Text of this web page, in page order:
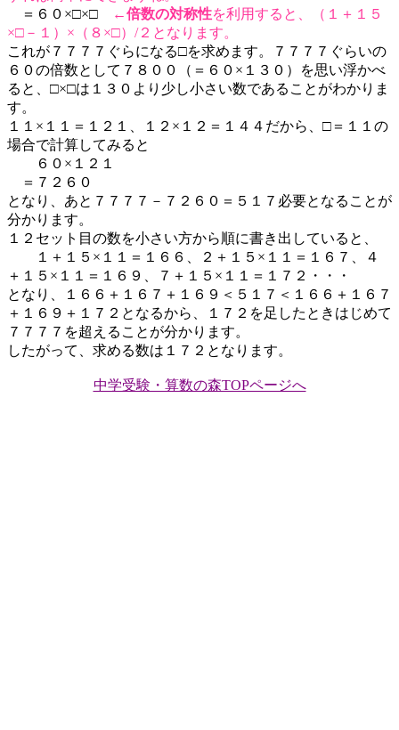
＝６０×□×□
←倍数の対称性を利用すると、（１＋１５
×□－１）×（８×□）/２となります。
これが７７７７ぐらになる□を求めます。７７７７ぐらいの
６０の倍数として７８００（＝６０×１３０）を思い浮かべ
ると、□×□は１３０より少し小さい数であることがわかりま
す。
１１×１１＝１２１、１２×１２＝１４４だから、□＝１１の
場合で計算してみると
６０×１２１
＝７２６０
となり、あと７７７７－７２６０＝５１７必要となることが
分かります。
１２セット目の数を小さい方から順に書き出していると、
１＋１５×１１＝１６６、２＋１５×１１＝１６７、４
＋１５×１１＝１６９、７＋１５×１１＝１７２・・・
となり、１６６＋１６７＋１６９＜５１７＜１６６＋１６７
＋１６９＋１７２となるから、１７２を足したときはじめて
７７７７を超えることが分かります。
したがって、求める数は１７２となります。
中学受験・算数の森TOPページへ